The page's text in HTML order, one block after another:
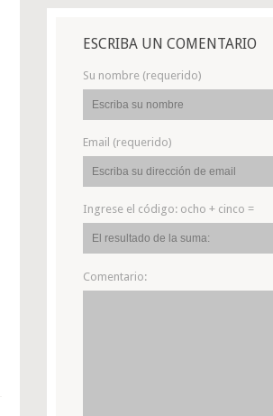
ESCRIBA UN COMENTARIO
Su nombre (requerido)
Email (requerido)
Ingrese el código: ocho + cinco =
Comentario: